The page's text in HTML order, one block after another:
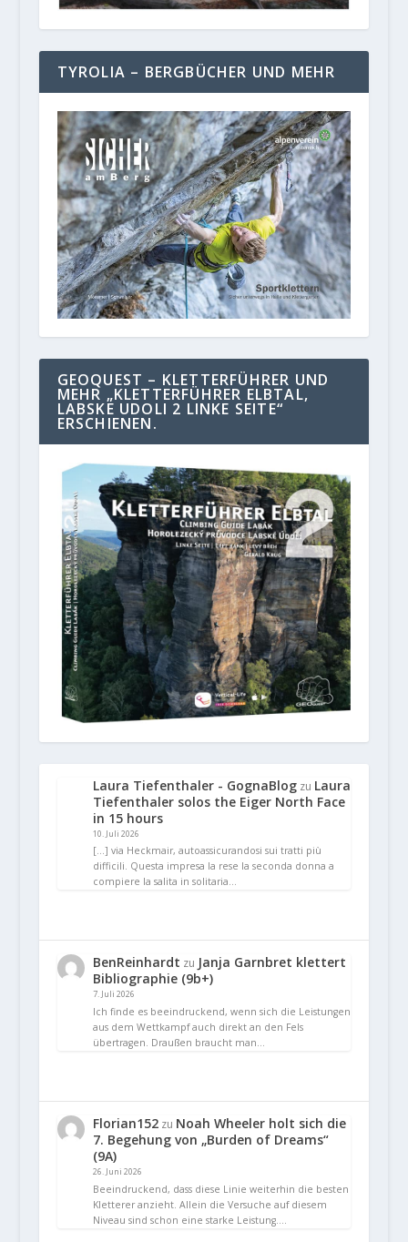
TYROLIA – BERGBÜCHER UND MEHR
GEOQUEST – KLETTERFÜHRER UND
MEHR „KLETTERFÜHRER ELBTAL,
LABSKE UDOLI 2 LINKE SEITE“
ERSCHIENEN.
Laura Tiefenthaler - GognaBlogzu Laura
Tiefenthaler solos the Eiger North Face
in 15 hours
10. Juli 2026
[…] via Heckmair, autoassicurandosi sui tratti più
difficili. Questa impresa la rese la seconda donna a
compiere la salita in solitaria…
BenReinhardt zu Janja Garnbret klettert
Bibliographie (9b+)
7. Juli 2026
Ich finde es beeindruckend, wenn sich die Leistungen
aus dem Wettkampf auch direkt an den Fels
übertragen. Draußen braucht man…
Florian152zu Noah Wheeler holt sich die
7. Begehung von „Burden of Dreams“
(9A)
26. Juni 2026
Beeindruckend, dass diese Linie weiterhin die besten
Kletterer anzieht. Allein die Versuche auf diesem
Niveau sind schon eine starke Leistung.…